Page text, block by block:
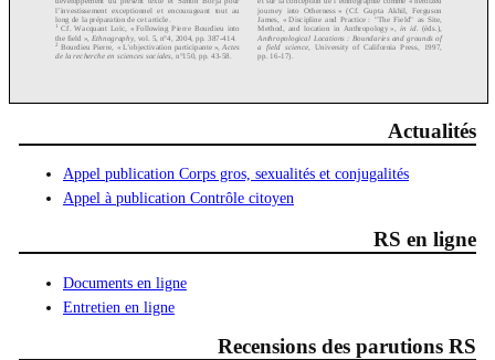
Actualités
Appel publication Corps gros, sexualités et conjugalités
Appel à publication Contrôle citoyen
RS en ligne
Documents en ligne
Entretien en ligne
Recensions des parutions RS